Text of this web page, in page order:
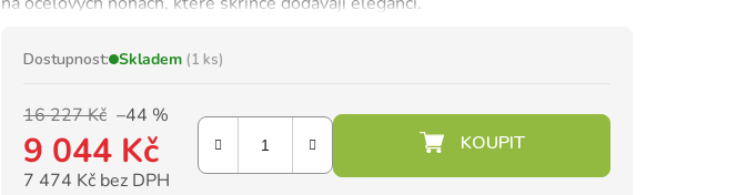
z
hvězdiček.
Dostupnost: Skladem (1 ks)
16 227 Kč –44 %
9 044 Kč
7 474 Kč bez DPH